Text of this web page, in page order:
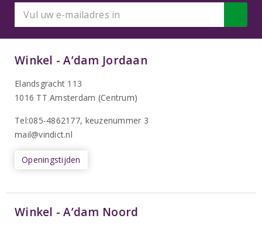
Winkel - A’dam Jordaan
Elandsgracht 113
1016 TT Amsterdam (Centrum)
Tel:085-4862177, keuzenummer 3
mail@vindict.nl
Openingstijden
Winkel - A’dam Noord